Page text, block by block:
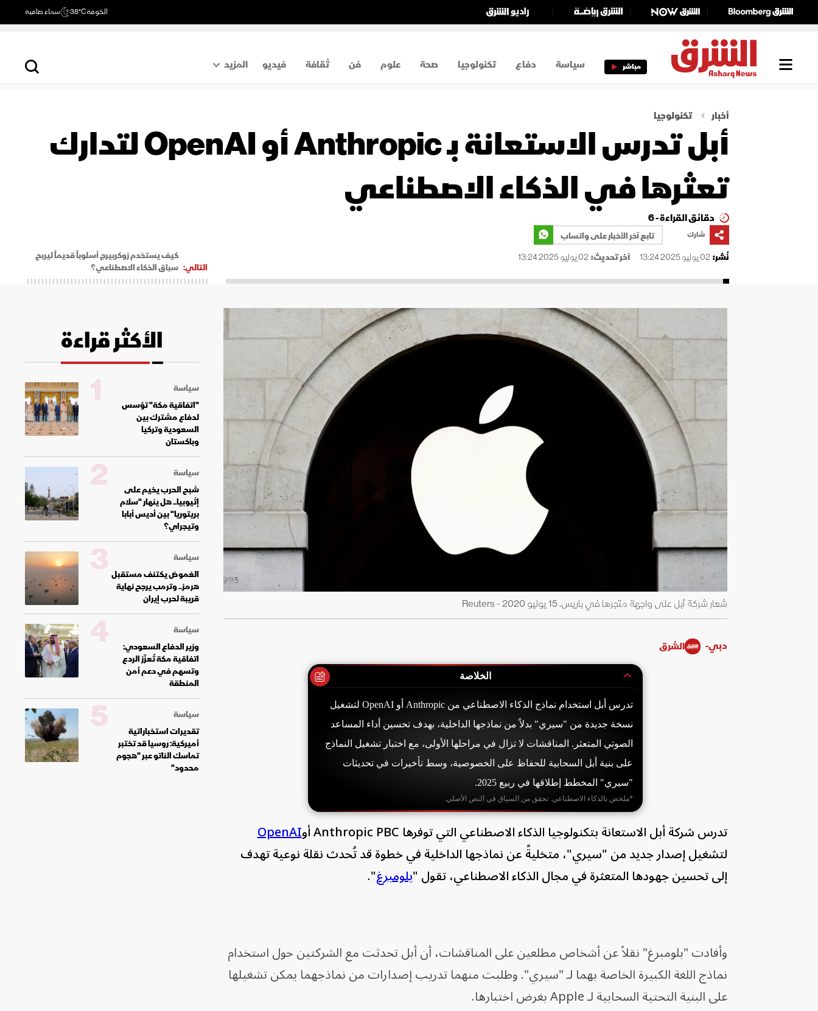
الكوفة38°C سماء صافية
مباشر سياسة دفاع تكنولوجيا صحة علوم فن ثقافة فيديو
المزيد
اقتصاد
أخبار تكنولوجيا
أبل تدرس الاستعانة بـ Anthropic أو OpenAI لتدارك
تعثرها في الذكاء الاصطناعي
دقائق القراءة - 6
شارك
تابع آخر الأخبار على واتساب
نُشر:02 يوليو 2025 13:24 آخر تحديث:02 يوليو 2025 13:24
التالي:
كيف يستخدم زوكربيرج أسلوباً قديماً ليربح
سباق الذكاء الاصطناعي؟
شعار شركة أبل على واجهة متجرها في باريس. 15 يوليو 2020 - Reuters
دبي- الشرق
الخلاصة
تدرس أبل استخدام نماذج الذكاء الاصطناعي من Anthropic أو OpenAI لتشغيل
نسخة جديدة من "سيري" بدلاً من نماذجها الداخلية، بهدف تحسين أداء المساعد
الصوتي المتعثر. المناقشات لا تزال في مراحلها الأولى، مع اختبار تشغيل النماذج
على بنية أبل السحابية للحفاظ على الخصوصية، وسط تأخيرات في تحديثات
"سيري" المخطط إطلاقها في ربيع 2025.
*ملخص بالذكاء الاصطناعي. تحقق من السياق في النص الأصلي.
تدرس شركة أبل الاستعانة بتكنولوجيا الذكاء الاصطناعي التي توفرها Anthropic PBC أو
OpenAI
لتشغيل إصدار جديد من "سيري"، متخليةً عن نماذجها الداخلية في خطوة قد تُحدث نقلة نوعية تهدف
إلى تحسين جهودها المتعثرة في مجال الذكاء الاصطناعي، تقول "بلومبرغ".
وأفادت "بلومبرغ" نقلاً عن أشخاص مطلعين على المناقشات، أن أبل تحدثت مع الشركتين حول استخدام
نماذج اللغة الكبيرة الخاصة بهما لـ "سيري". وطلبت منهما تدريب إصدارات من نماذجهما يمكن تشغيلها
على البنية التحتية السحابية لـ Apple بغرض اختبارها.
الأكثر قراءة
سياسة
"اتفاقية مكة" تؤسس
لدفاع مشترك بين
السعودية وتركيا
وباكستان
1
سياسة
شبح الحرب يخيم على
إثيوبيا.. هل ينهار "سلام
بريتوريا" بين أديس أبابا
وتيجراي؟
2
سياسة
الغموض يكتنف مستقبل
هرمز.. وترمب يرجح نهاية
قريبة لحرب إيران
3
سياسة
وزير الدفاع السعودي:
اتفاقية مكة تُعزّز الردع
وتسهم في دعم أمن
المنطقة
4
سياسة
تقديرات استخباراتية
أميركية: روسيا قد تختبر
تماسك الناتو عبر "هجوم
محدود"
5